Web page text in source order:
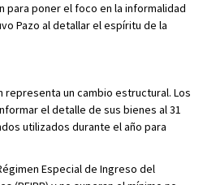
para poner el foco en la informalidad
Pazo al detallar el espíritu de la
representa un cambio estructural. Los
el detalle de sus bienes al 31
utilizados durante el año para
Especial de Ingreso del